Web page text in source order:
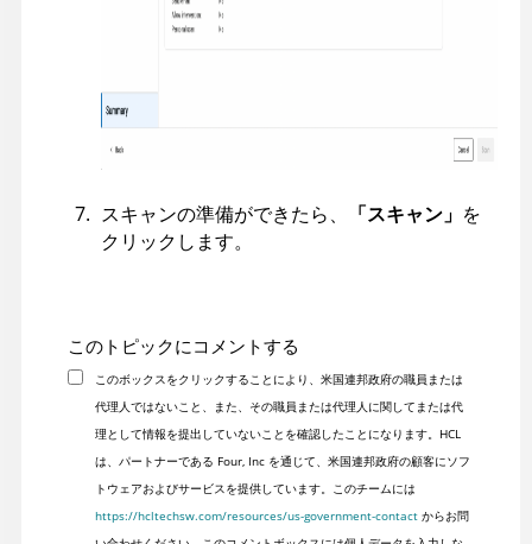
スキャンの準備ができたら、 「スキャン」 を
クリックします。
このトピックにコメントする
このボックスをクリックすることにより、米国連邦政府の職員または
代理人ではないこと、また、その職員または代理人に関してまたは代
理として情報を提出していないことを確認したことになります。HCL
は、パートナーである Four, Inc を通じて、米国連邦政府の顧客にソフ
トウェアおよびサービスを提供しています。このチームには
https://hcltechsw.com/resources/us-government-contactからお問